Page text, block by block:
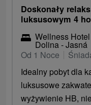
Doskonały
luksusowym 4
Wellness
Dolina - Jasná
Od 1 Noce
Idealny pobyt dla
luksusowe
wyżywienie HB,